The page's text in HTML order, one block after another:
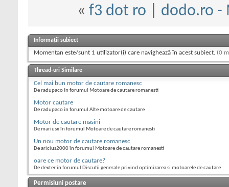
« f3 dot ro dodo.ro -
Informații subiect
Momentan este/sunt 1 utilizator(i) care navighează în acest subiect. (0
Thread-uri Similare
Cel mai bun motor de cautare romanesc
De radupaco în forumul Motoare de cautare romanesti
Motor cautare
De radupaco în forumul Alte motoare de cautare
Motor de cautare masini
De mariusx în forumul Motoare de cautare romanesti
Un nou motor de cautare romanesc
De aricius2000 în forumul Motoare de cautare romanesti
oare ce motor de cautare?
De dexter în forumul Discutii generale privind optimizarea si motoarele de cautare
Permisiuni postare